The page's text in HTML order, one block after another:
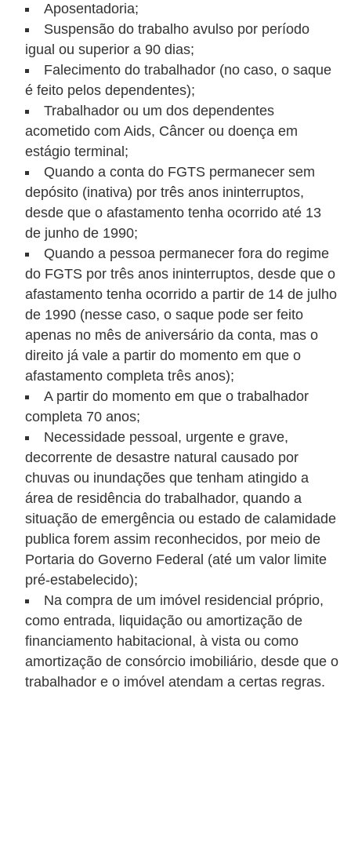
Aposentadoria;
Suspensão do trabalho avulso por período
igual ou superior a 90 dias;
Falecimento do trabalhador (no caso, o saque
é feito pelos dependentes);
Trabalhador ou um dos dependentes
acometido com Aids, Câncer ou doença em
estágio terminal;
Quando a conta do FGTS permanecer sem
depósito (inativa) por três anos ininterruptos,
desde que o afastamento tenha ocorrido até 13
de junho de 1990;
Quando a pessoa permanecer fora do regime
do FGTS por três anos ininterruptos, desde que o
afastamento tenha ocorrido a partir de 14 de julho
de 1990 (nesse caso, o saque pode ser feito
apenas no mês de aniversário da conta, mas o
direito já vale a partir do momento em que o
afastamento completa três anos);
A partir do momento em que o trabalhador
completa 70 anos;
Necessidade pessoal, urgente e grave,
decorrente de desastre natural causado por
chuvas ou inundações que tenham atingido a
área de residência do trabalhador, quando a
situação de emergência ou estado de calamidade
publica forem assim reconhecidos, por meio de
Portaria do Governo Federal (até um valor limite
pré-estabelecido);
Na compra de um imóvel residencial próprio,
como entrada, liquidação ou amortização de
financiamento habitacional, à vista ou como
amortização de consórcio imobiliário, desde que o
trabalhador e o imóvel atendam a certas regras.
i
o
d
c
a
ç
o
f
i
n
a
c
e
i
r
a
E
m
r
é
s